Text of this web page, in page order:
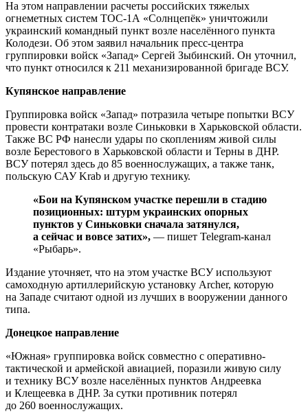
На этом направлении расчеты российских тяжелых
огнеметных систем ТОС-1А «Солнцепёк» уничтожили
украинский командный пункт возле населённого пункта
Колодези. Об этом заявил начальник пресс-центра
группировки войск «Запад» Сергей Зыбинский. Он уточнил,
что пункт относился к 211 механизированной бригаде ВСУ.
Купянское направление
Группировка войск «Запад» потразила четыре попытки ВСУ
провести контратаки возле Синьковки в Харьковской области.
Также ВС РФ нанесли удары по скоплениям живой силы
возле Берестового в Харьковской области и Терны в ДНР.
ВСУ потерял здесь до 85 военнослужащих, а также танк,
польскую САУ Krab и другую технику.
«Бои на Купянском участке перешли в стадию
позиционных: штурм украинских опорных
пунктов у Синьковки сначала затянулся,
а сейчас и вовсе затих», — пишет Telegram-канал
«Рыбарь».
Издание уточняет, что на этом участке ВСУ используют
самоходную артиллерийскую установку Archer, которую
на Западе считают одной из лучших в вооружении данного
типа.
Донецкое направление
«Южная» группировка войск совместно с оперативно-
тактической и армейской авиацией, поразили живую силу
и технику ВСУ возле населённых пунктов Андреевка
и Клещеевка в ДНР. За сутки противник потерял
до 260 военнослужащих.